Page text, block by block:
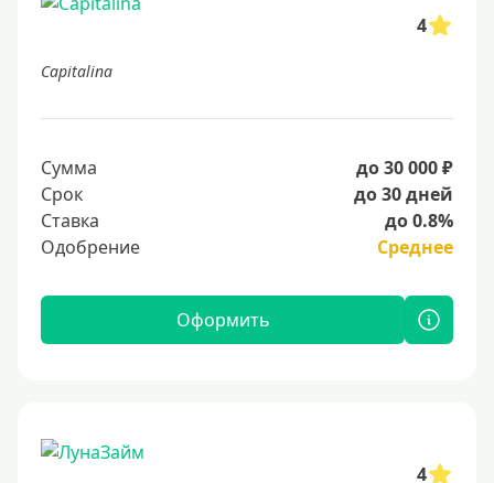
4
Capitalina
Сумма
до 30 000 ₽
Срок
до 30 дней
Ставка
до 0.8%
Одобрение
Среднее
Оформить
4